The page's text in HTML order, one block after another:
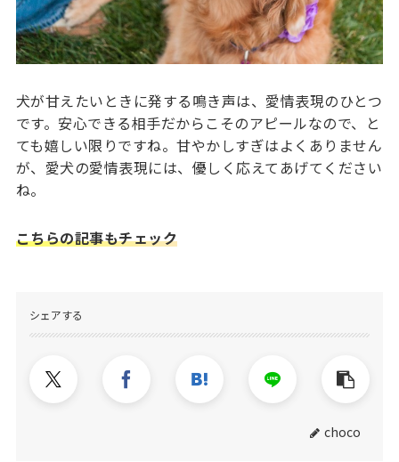
犬が甘えたいときに発する鳴き声は、愛情表現のひとつ
です。安心できる相手だからこそのアピールなので、と
ても嬉しい限りですね。甘やかしすぎはよくありません
が、愛犬の愛情表現には、優しく応えてあげてください
ね。
こちらの記事もチェック
シェアする
choco